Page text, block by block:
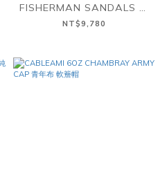
FISHERMAN SANDALS 男
鞋 牛皮 編織 皮底 涼鞋
NT$9,780